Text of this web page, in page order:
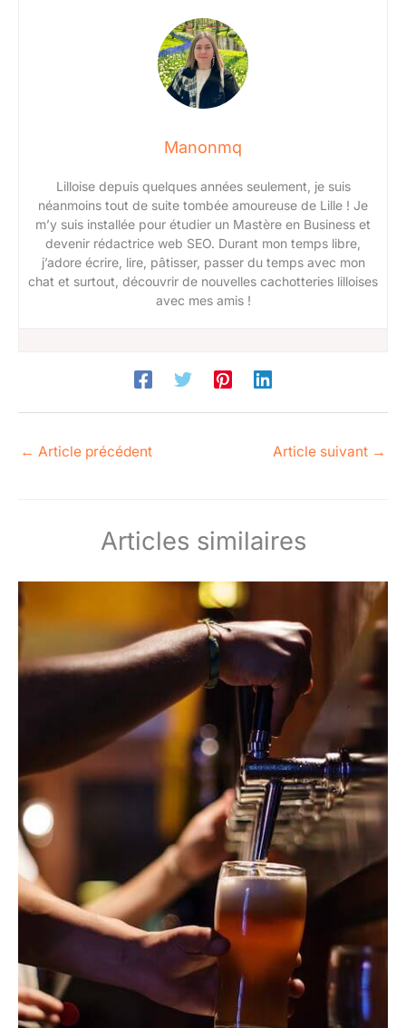
Manonmq
Lilloise depuis quelques années seulement, je suis
néanmoins tout de suite tombée amoureuse de Lille ! Je
m’y suis installée pour étudier un Mastère en Business et
devenir rédactrice web SEO. Durant mon temps libre,
j’adore écrire, lire, pâtisser, passer du temps avec mon
chat et surtout, découvrir de nouvelles cachotteries lilloises
avec mes amis !
← Article précédent Article suivant →
Articles similaires